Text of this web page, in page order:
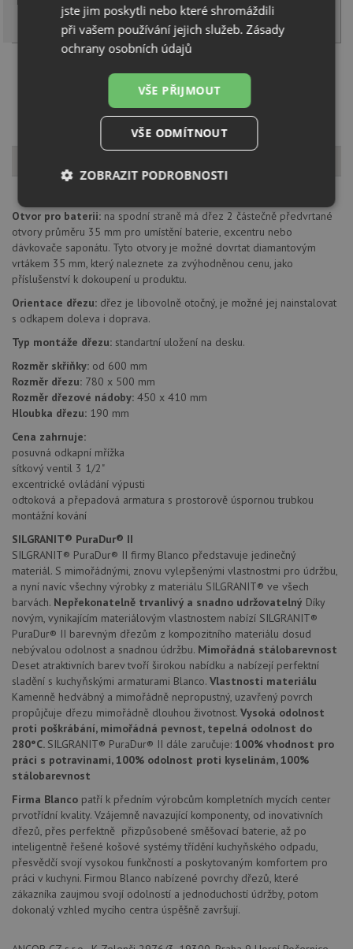
Načíst dalších 5 ze zbývajících 43 setů
Otvor pro baterii: na spodní straně má dřez 2 částečně předvrtané
otvory průměru 35 mm pro umístění baterie, excentru nebo
dávkovače saponátu. Tyto otvory je možné dovrtat diamantovým
vrtákem 35 mm, který naleznete za zvýhodněnou cenu, jako
příslušenství k dokoupení u produktu.
Orientace dřezu: dřez je libovolně otočný, je možné jej nainstalovat
s odkapem doleva i doprava.
Typ montáže dřezu: standartní uložení na desku.
Rozměr skříňky: od 600 mm
Rozměr dřezu: 780 x 500 mm
Rozměr dřezové nádoby: 450 x 410 mm
Hloubka dřezu: 190 mm
Cena zahrnuje:
posuvná odkapní mřížka
sítkový ventil 3 1/2"
excentrické ovládání výpusti
odtoková a přepadová armatura s prostorově úspornou trubkou
montážní kování
SILGRANIT® PuraDur® II
SILGRANIT® PuraDur® II firmy Blanco představuje jedinečný
materiál. S mimořádnými, znovu vylepšenými vlastnostmi pro údržbu,
a nyní navíc všechny výrobky z materiálu SILGRANIT® ve všech
barvách. Nepřekonatelně trvanlivý a snadno udržovatelný Díky
novým, vynikajícím materiálovým vlastnostem nabízí SILGRANIT®
PuraDur® II barevným dřezům z kompozitního materiálu dosud
nebývalou odolnost a snadnou údržbu. Mimořádná stálobarevnost
Deset atraktivních barev tvoří širokou nabídku a nabízejí perfektní
sladění s kuchyňskými armaturami Blanco. Vlastnosti materiálu
Kamenně hedvábný a mimořádně nepropustný, uzavřený povrch
propůjčuje dřezu mimořádně dlouhou životnost. Vysoká odolnost
proti poškrábání, mimořádná pevnost, tepelná odolnost do
280°C. SILGRANIT® PuraDur® II dále zaručuje: 100% vhodnost pro
práci s potravinami, 100% odolnost proti kyselinám, 100%
stálobarevnost
Firma Blanco patří k předním výrobcům kompletních mycích center
prvotřídní kvality. Vzájemně navazující komponenty, od inovativních
dřezů, přes perfektně přizpůsobené směšovací baterie, až po
inteligentně řešené košové systémy třídění kuchyňského odpadu,
přesvědčí svojí vysokou funkčností a poskytovaným komfortem pro
práci v kuchyni. Firmou Blanco nabízené povrchy dřezů, které
zákazníka zaujmou svojí odolností a jednoduchostí údržby, potom
dokonalý vzhled mycího centra úspěšně završují.
jste jim poskytli nebo které shromáždili
při vašem používání jejich služeb.Zásady
ochrany osobních údajů
VŠE PŘIJMOUT
VŠE ODMÍTNOUT
ZOBRAZIT PODROBNOSTI
Nezbytně
nutné
soubory
Výkonové
soubory
Soubory
cílení
Funkční soubory
Nezařazené
soubory
Nezbytně nutné soubory
Nezbytně nutné soubory cookie umožňují základní
funkce webových stránek, jako je přihlášení
uživatele a správa účtu. Webové stránky nelze bez
Název
Poskytovatel/
Doména
Vyprší
udid .drezy-blanco.cz
4 týdny 2
dny
mají
AWSALBCORS
Amazon.com Inc.
widget-
mediator.zopim.com
1 týden
Pro
použití
zásadách ochrany soukromí společnosti Google